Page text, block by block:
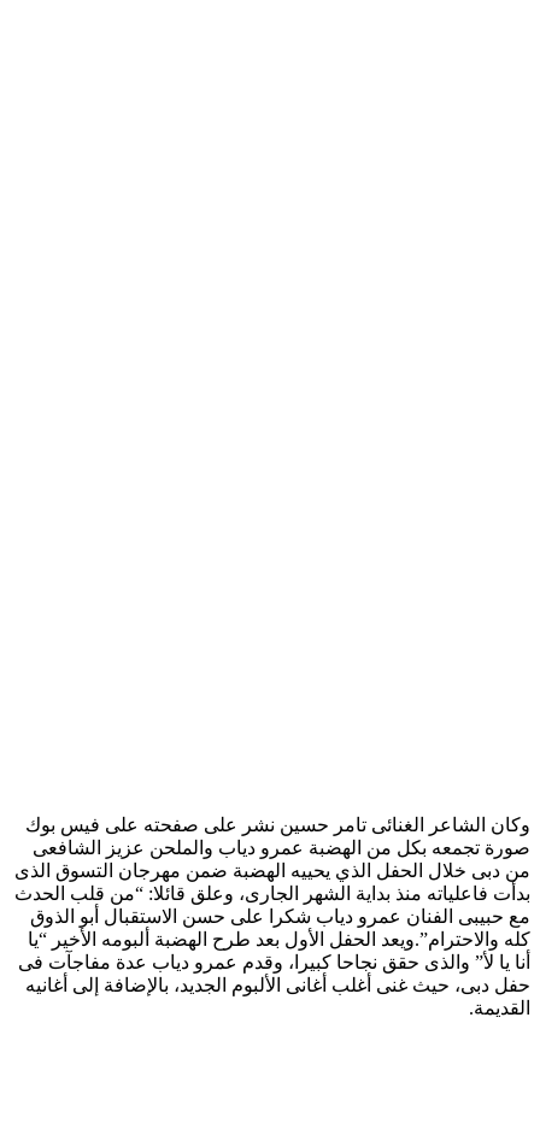
وكان الشاعر الغنائى تامر حسين نشر على صفحته على فيس بوك
صورة تجمعه بكل من الهضبة عمرو دياب والملحن عزيز الشافعى
من دبى خلال الحفل الذي يحييه الهضبة ضمن مهرجان التسوق الذى
بدأت فاعلياته منذ بداية الشهر الجارى، وعلق قائلا: “من قلب الحدث
مع حبيبى الفنان عمرو دياب شكرا على حسن الاستقبال أبو الذوق
كله والاحترام”.ويعد الحفل الأول بعد طرح الهضبة ألبومه الأخير “يا
أنا يا لأ” والذى حقق نجاحا كبيرا، وقدم عمرو دياب عدة مفاجآت فى
حفل دبى، حيث غنى أغلب أغانى الألبوم الجديد، بالإضافة إلى أغانيه
القديمة.